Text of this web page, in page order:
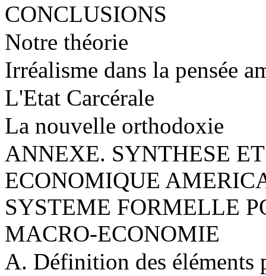
CONCLUSIONS
Notre théorie
Irréalisme dans la pensée
L'Etat Carcérale
La nouvelle orthodoxie
ANNEXE. SYNTHESE
ECONOMIQUE
SYSTEME FORMELLE
MACRO-ECONOMIE
A. Définition des